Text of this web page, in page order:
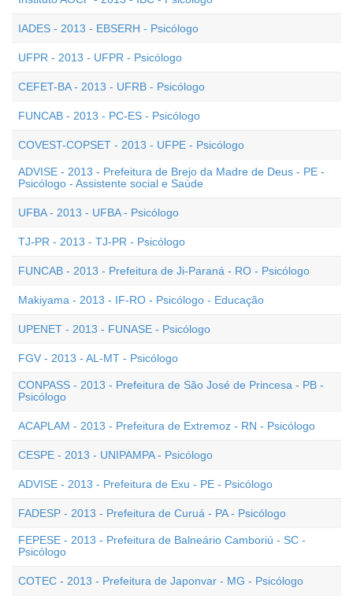
IADES - 2013 - EBSERH - Psicólogo
UFPR - 2013 - UFPR - Psicólogo
CEFET-BA - 2013 - UFRB - Psicólogo
FUNCAB - 2013 - PC-ES - Psicólogo
COVEST-COPSET - 2013 - UFPE - Psicólogo
ADVISE - 2013 - Prefeitura de Brejo da Madre de Deus - PE -
Psicólogo - Assistente social e Saúde
UFBA - 2013 - UFBA - Psicólogo
TJ-PR - 2013 - TJ-PR - Psicólogo
FUNCAB - 2013 - Prefeitura de Ji-Paraná - RO - Psicólogo
Makiyama - 2013 - IF-RO - Psicólogo - Educação
UPENET - 2013 - FUNASE - Psicólogo
FGV - 2013 - AL-MT - Psicólogo
CONPASS - 2013 - Prefeitura de São José de Princesa - PB -
Psicólogo
ACAPLAM - 2013 - Prefeitura de Extremoz - RN - Psicólogo
CESPE - 2013 - UNIPAMPA - Psicólogo
ADVISE - 2013 - Prefeitura de Exu - PE - Psicólogo
FADESP - 2013 - Prefeitura de Curuá - PA - Psicólogo
FEPESE - 2013 - Prefeitura de Balneário Camboriú - SC -
Psicólogo
COTEC - 2013 - Prefeitura de Japonvar - MG - Psicólogo